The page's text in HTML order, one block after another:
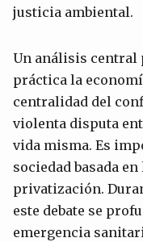
justicia ambiental.
Un análisis central
práctica la
centralidad del
violenta disputa
vida misma. Es
sociedad basada
privatización.
este debate se
emergencia